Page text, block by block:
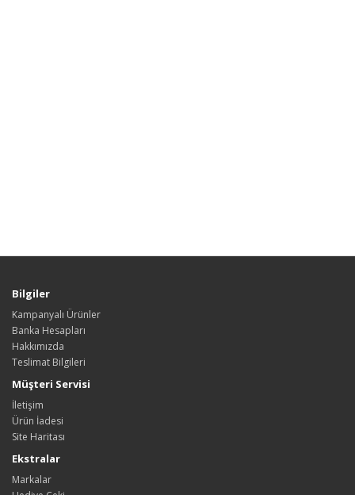
Bilgiler
Kampanyalı Ürünler
Banka Hesapları
Hakkımızda
Teslimat Bilgileri
Müşteri Servisi
İletişim
Ürün İadesi
Site Haritası
Ekstralar
Markalar